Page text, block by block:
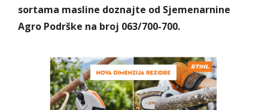
sortama masline doznajte od Sjemenarnine
Agro Podrške na broj 063/700-700.